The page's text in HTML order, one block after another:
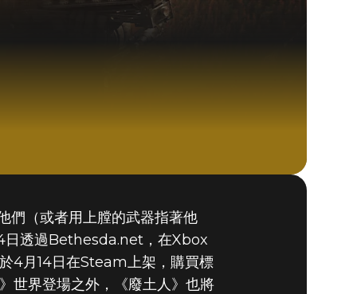
Fallout 76 (PC)
BUY
GAME
們（或者用上膛的武器指著他
日透過Bethesda.net，在Xbox
4月14日在Steam上架，購買標
世界登場之外，《廢土人》也將